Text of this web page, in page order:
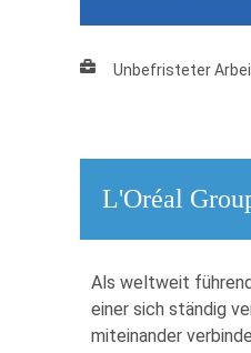
Unbefristeter
L'Oréal
Als weltweit
einer sich ständig
miteinander